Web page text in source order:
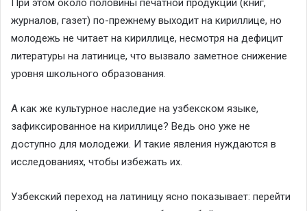
При этом около половины печатной продукции (книг,
журналов, газет) по-прежнему выходит на кириллице, но
молодежь не читает на кириллице, несмотря на дефицит
литературы на латинице, что вызвало заметное снижение
уровня школьного образования.
А как же культурное наследие на узбекском языке,
зафиксированное на кириллице? Ведь оно уже не
доступно для молодежи. И такие явления нуждаются в
исследованиях, чтобы избежать их.
Узбекский переход на латиницу ясно показывает: перейти